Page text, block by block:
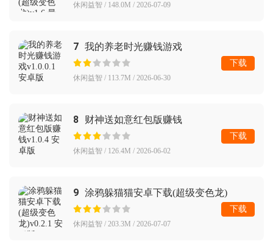
休闲益智 / 148.0M / 2026-07-09
7 我的养老时光赚钱游戏
休闲益智 / 113.7M / 2026-06-30
下载
8 财神送如意红包版赚钱
休闲益智 / 126.4M / 2026-06-02
下载
9 涂鸦躲猫猫安卓下载(超级变色龙)
休闲益智 / 203.3M / 2026-07-07
下载